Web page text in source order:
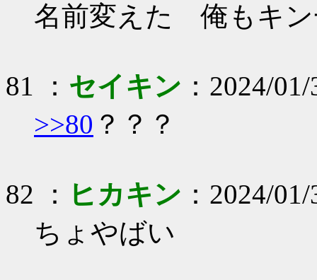
名前変えた 俺もキン
81 ： セイキン ：2024/
>>80 ？？？
82 ： ヒカキン ：2024/
ちょやばい